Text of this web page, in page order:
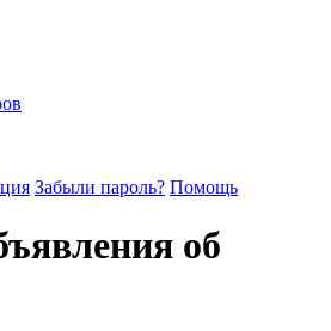
Забыли пароль? Помощь
об